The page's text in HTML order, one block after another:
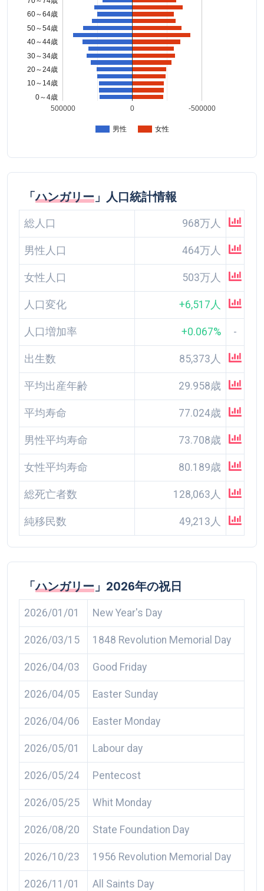
男性 女性
500000 0 -500000
0～4歳
10～14歳
20～24歳
30～34歳
40～44歳
50～54歳
60～64歳
「ハンガリー」人口統計情報
総人口 968万人
男性人口 464万人
女性人口 503万人
人口変化 +6,517人
人口増加率 +0.067% -
出生数 85,373人
平均出産年齢 29.958歳
平均寿命 77.024歳
男性平均寿命 73.708歳
女性平均寿命 80.189歳
総死亡者数 128,063人
純移民数 49,213人
「ハンガリー」2026年の祝日
2026/01/01 New Year's Day
2026/03/15 1848 Revolution Memorial Day
2026/04/03 Good Friday
2026/04/05 Easter Sunday
2026/04/06 Easter Monday
2026/05/01 Labour day
2026/05/24 Pentecost
2026/05/25 Whit Monday
2026/08/20 State Foundation Day
2026/10/23 1956 Revolution Memorial Day
2026/11/01 All Saints Day